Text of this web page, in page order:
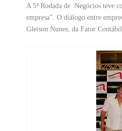
A 5ª Rodada de Negócios teve
empresa”. O diálogo entre
Gleison Nunes, da Fator